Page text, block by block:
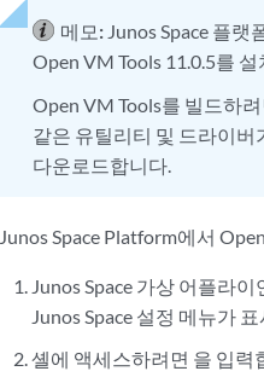
메모: Junos Space 플랫
Open VM Tools 11.0.5를
Open VM Tools를 빌드하
같은 유틸리티 및 드라이
다운로드합니다.
Junos Space Platform에서
Junos Space 가상 어플라
Junos Space 설정 메뉴가
셸에 액세스하려면 을 입력